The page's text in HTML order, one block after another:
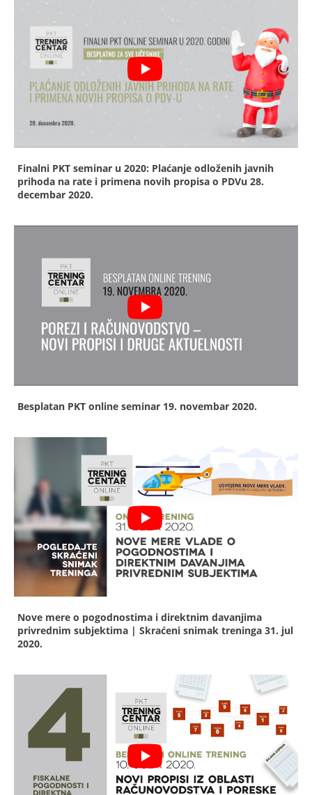
Finalni PKT seminar u 2020: Plaćanje odloženih javnih
prihoda na rate i primena novih propisa o PDVu 28.
decembar 2020.
Besplatan PKT online seminar 19. novembar 2020.
Nove mere o pogodnostima i direktnim davanjima
privrednim subjektima | Skraćeni snimak treninga 31. jul
2020.